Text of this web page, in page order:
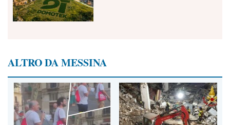
ALTRO DA MESSINA